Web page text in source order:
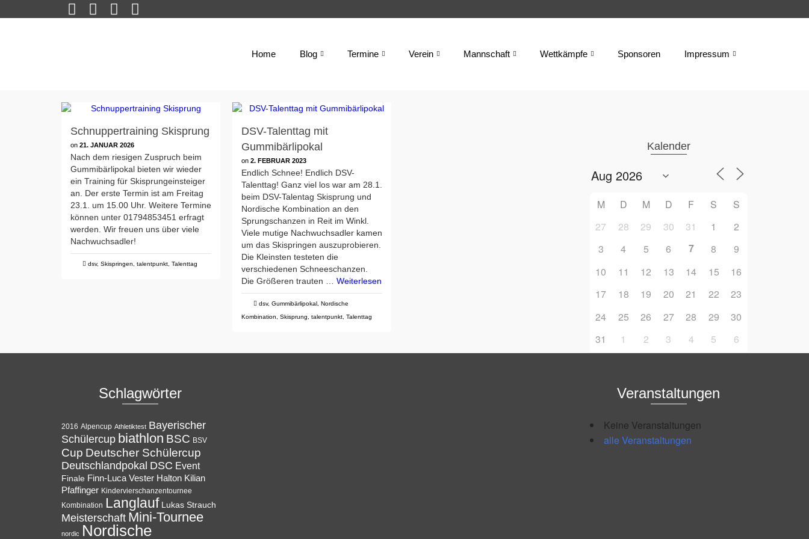
Home Blog Termine Verein Mannschaft Wettkämpfe Sponsoren Impressum
Schnuppertraining Skisprung
on 21. JANUAR 2026
Nach dem riesigen Zuspruch beim
Gummibärlipokal bieten wir wieder
ein Training für Skisprungeinsteiger
an. Der erste Termin ist am Freitag
23.1. um 15.00 Uhr. Weitere Termine
können unter 01794853451 erfragt
werden. Wir freuen uns über viele
Nachwuchsadler!
dsv, Skispringen talentpunkt Talenttag
DSV-Talenttag mit
Gummibärlipokal
on2. FEBRUAR 2023
Endlich Schnee! Endlich DSV-
Talenttag! Ganz viel los war am 28.1.
beim DSV-Talentag Skisprung und
Nordische Kombination an den
Sprungschanzen in Reit im Winkl.
Viele mutige Nachwuchsadler kamen
um das Skispringen auszuprobieren.
Die Kleinsten testeten die
verschiedenen Schneeschanzen.
Die Größeren trauten …Weiterlesen
dsv,Gummibärlipokal ,Nordische
Kombination
,Skisprung ,talentpunkt ,Talenttag
Kalender
M D M D F S
S
27
28 29 30 31 1
2
3
4 5 6 7 8
9
10
11 12 13 14 15
16
17
18 19 20 21 22
23
24
25 26 27 28 29
30
31
1 2 3 4 5 6
Schlagwörter
2016 Alpencup Athletiktest Bayerischer
Schülercup biathlon BSC BSV
Cup Deutscher Schülercup
Deutschlandpokal DSC Event
Finale Finn-Luca Vester Halton Kilian
Pfaffinger Kindervierschanzentournee
Kombination Langlauf Lukas Strauch
Meisterschaft Mini-Tournee
nordic Nordische
Veranstaltungen
Keine Veranstaltungen
alle Veranstaltungen